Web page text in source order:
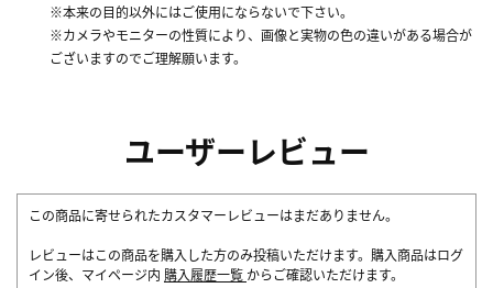
※本来の目的以外にはご使用にならないで下さい。
※カメラやモニターの性質により、画像と実物の色の違いがある場合が
ございますのでご理解願います。
ユーザーレビュー
この商品に寄せられたカスタマーレビューはまだありません。
レビューはこの商品を購入した方のみ投稿いただけます。購入商品はログ
イン後、マイページ内 購入履歴一覧 からご確認いただけます。